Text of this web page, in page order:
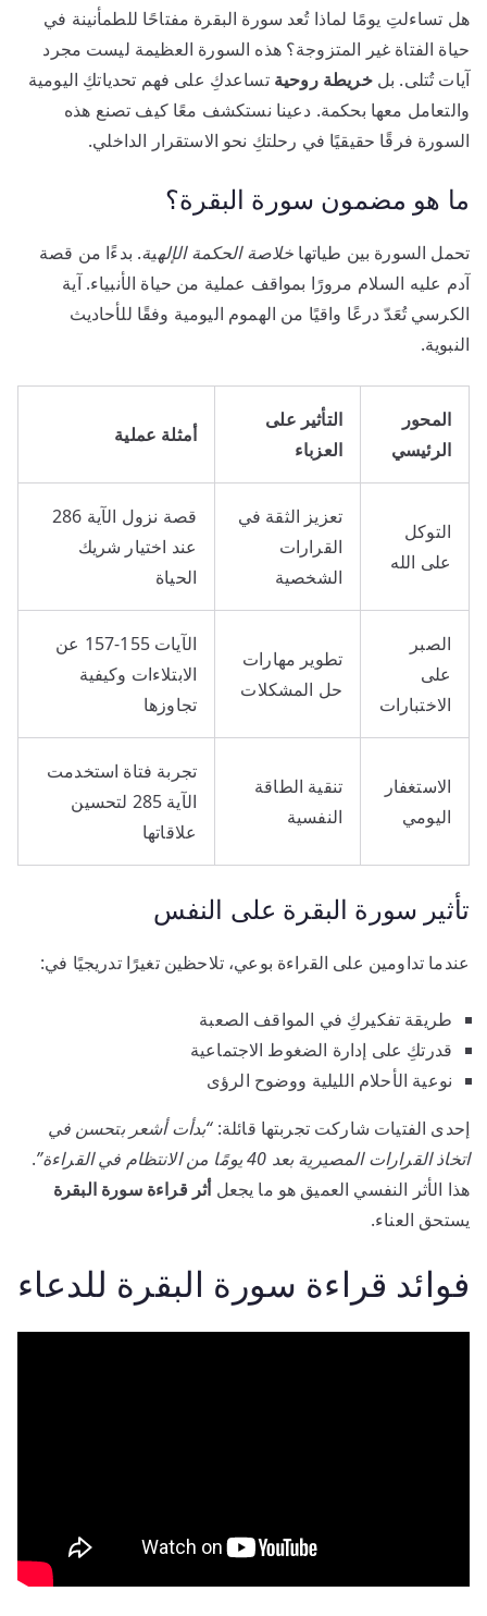
هل تساءلتِ يومًا لماذا تُعد سورة البقرة مفتاحًا للطمأنينة في
حياة الفتاة غير المتزوجة؟ هذه السورة العظيمة ليست مجرد
آيات تُتلى. بلخريطة روحية تساعدكِ على فهم تحدياتكِ اليومية
والتعامل معها بحكمة. دعينا نستكشف معًا كيف تصنع هذه
السورة فرقًا حقيقيًا في رحلتكِ نحو الاستقرار الداخلي.
ما هو مضمون سورة البقرة؟
تحمل السورة بين طياتها خلاصة الحكمة الإلهية. بدءًا من قصة
آدم عليه السلام مرورًا بمواقف عملية من حياة الأنبياء. آية
الكرسي تُعَدّ درعًا واقيًا من الهموم اليومية وفقًا للأحاديث
النبوية.
المحور
الرئيسي
التأثير على
العزباء
أمثلة عملية
التوكل
على الله
تعزيز الثقة في
القرارات
الشخصية
قصة نزول الآية 286
عند اختيار شريك
الحياة
الصبر
على
الاختبارات
تطوير مهارات
حل المشكلات
الآيات 155-157 عن
الابتلاءات وكيفية
تجاوزها
الاستغفار
اليومي
تنقية الطاقة
النفسية
تجربة فتاة استخدمت
الآية 285 لتحسين
علاقاتها
تأثير سورة البقرة على النفس
عندما تداومين على القراءة بوعي، تلاحظين تغيرًا تدريجيًا في:
طريقة تفكيركِ في المواقف الصعبة
قدرتكِ على إدارة الضغوط الاجتماعية
نوعية الأحلام الليلية ووضوح الرؤى
إحدى الفتيات شاركت تجربتها قائلة:“بدأت أشعر بتحسن في
اتخاذ القرارات المصيرية بعد 40 يومًا من الانتظام في القراءة”
.
هذا الأثر النفسي العميق هو ما يجعلأثر قراءة سورة البقرة
يستحق العناء.
فوائد قراءة سورة البقرة للدعاء